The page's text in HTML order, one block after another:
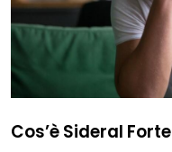
Cos’è Sideral Forte